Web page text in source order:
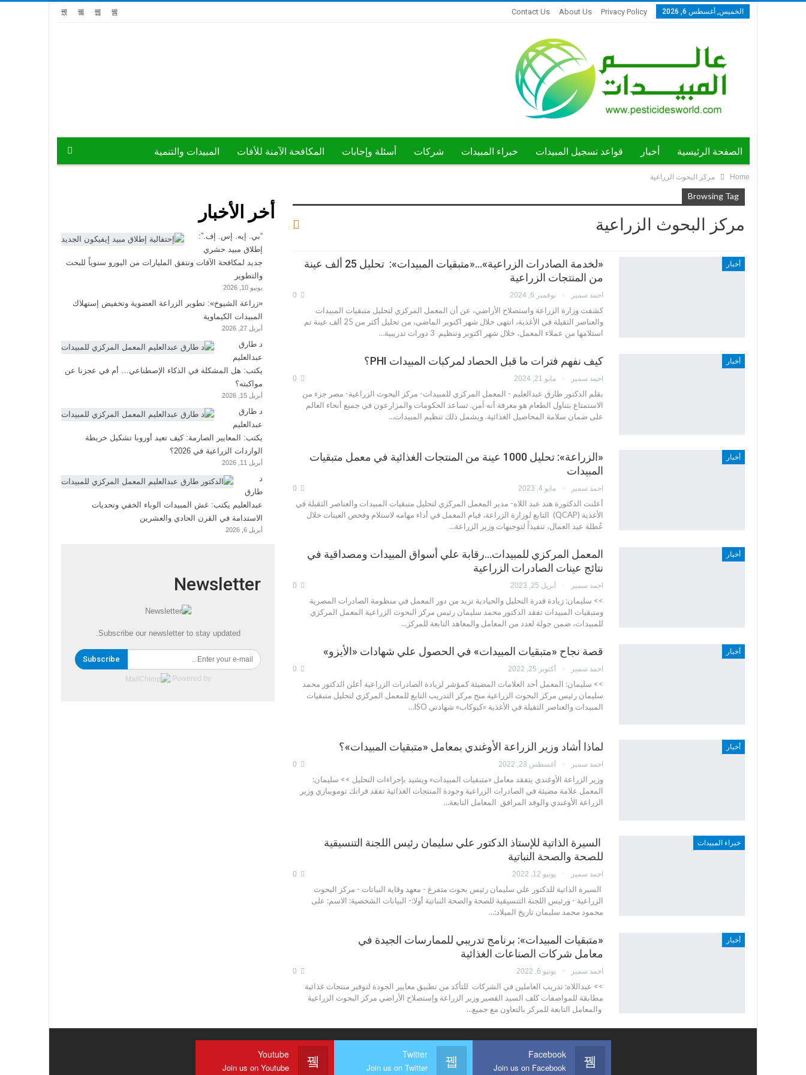
الخميس, أغسطس 6, 2026 Privacy Policy
About Us
Contact Us
الصفحة الرئيسية أخبار قواعد تسجيل المبيدات خبراء المبيدات شركات أسئلة وإجابات المكافحة الآمنة للأفات المبيدات والتنمية
ندوات ومؤتمرات
Home مركز البحوث الزراعية
Browsing Tag
مركز البحوث الزراعية
أخبار
«لخدمة الصادرات الزراعية»…«متبقيات المبيدات»: تحليل 25 ألف عينة
من المنتجات الزراعية
احمد سمير نوفمبر 6, 2024
كشفت وزارة الزراعة واستصلاح الأراضي، عن أن المعمل المركزي لتحليل متبقيات المبيدات
والعناصر الثقيلة في الأغذية، انتهى خلال شهر اكتوبر الماضي، من تحليل أكثر من 25 ألف عينة تم
استلامها من عملاء المعمل، خلال شهر اكتوبر وتنظيم 3 دورات تدريبية…
أخبار كيف نفهم فترات ما قبل الحصاد لمركبات المبيدات PHI؟
احمد سمير مايو 21, 2024
بقلم الدكتور طارق عبدالعليم - المعمل المركزي للمبيدات- مركز البحوث الزراعية- مصر جزء من
الاستمتاع بتناول الطعام هو معرفة أنه آمن. تساعد الحكومات والمزارعون في جميع أنحاء العالم
على ضمان سلامة المحاصيل الغذائية. ويشمل ذلك تنظيم المبيدات…
أخبار
«الزراعة»: تحليل 1000 عينة من المنتجات الغذائية في معمل متبقيات
المبيدات
احمد سمير مايو 4, 2023
أعلنت الدكتورة هند عبد اللاه- مدير المعمل المركزي لتحليل متبقيات المبيدات والعناصر الثقيلة في
الأغذية (QCAP) التابع لوزارة الزراعة، قيام المعمل في أداء مهامه لاستلام وفحص العينات خلال
عُطلة عيد العمال، تنفيذاً لتوجيهات وزير الزراعة…
أخبار
المعمل المركزي للمبيدات…رقابة علي أسواق المبيدات ومصداقية في
نتائج عينات الصادرات الزراعية
احمد سمير أبريل 25, 2023
>> سليمان: زيادة قدرة التحليل والحيادية تزيد من دور المعمل في منظومة الصادرات المصرية
ومتبقيات المبيدات تفقد الدكتور محمد سليمان رئيس مركز البحوث الزراعية المعمل المركزي
للمبيدات، ضمن جولة لعدد من المعامل والمعاهد التابعة للمركز…
أخبار قصة نجاح «متبقيات المبيدات» في الحصول علي شهادات «الأيزو»
احمد سمير أكتوبر 25, 2022
>> سليمان: المعمل أحد العلامات المضيئة كمؤشر لزيادة الصادرات الزراعية أعلن الدكتور محمد
سليمان رئيس مركز البحوث الزراعية منح مركز التدريب التابع للمعمل المركزي لتحليل متبقيات
المبيدات والعناصر الثقيلة في الأغذية «كيوكاب» شهادتي ISO…
أخبار لماذا أشاد وزير الزراعة الأوغندي بمعامل «متبقيات المبيدات»؟
احمد سمير أغسطس 23, 2022
وزير الزراعة الأوغندي يتفقد معامل «متبقيات المبيدات» ويشيد بإجراءات التحليل >> سليمان:
المعمل علامة مضيئة في الصادرات الزراعية وجودة المنتجات الغذائية تفقد فرانك تومويبازي وزير
الزراعة الأوغندي والوفد المرافق المعامل التابعة…
خبراء المبيدات
السيرة الذاتية للإستاذ الدكتور علي سليمان رئيس اللجنة التنسيقية
للصحة والصحة النباتية
احمد سمير يونيو 12, 2022
السيرة الذاتية للدكتور علي سليمان رئيس بحوث متفرغ - معهد وقاية النباتات - مركز البحوث
الزراعية - ورئيس اللجنة التنسيقية للصحة والصحة النباتية أولا:- البيانات الشخصية: الاسم: على
محمود محمد سليمان تاريخ الميلاد:…
أخبار
«متبقيات المبيدات»: برنامج تدريبي للممارسات الجيدة في
معامل شركات الصناعات الغذائية
احمد سمير يونيو 6, 2022
>> عبداللاه: تدريب العاملين في الشركات للتأكد من تطبيق معايير الجودة لتوفير منتجات غذائية
مطابقة للمواصفات كلف السيد القصير وزير الزراعة وإستصلاح الأراضي مركز البحوث الزراعية
والمعامل التابعة للمركز بالتعاون مع جميع…
أخر الأخبار
“بي. إيه. إس. إف.”:
إطلاق مبيد حشري
جديد لمكافحة الآفات وننفق المليارات من اليورو سنوياً للبحث
والتطوير
يونيو 10, 2026
«زراعة الشيوخ»: تطوير الزراعة العضوية وتخفيض إستهلاك
المبيدات الكيماوية
أبريل 27, 2026
د طارق
عبدالعليم
يكتب: هل المشكلة في الذكاء الإصطناعي… أم في عجزنا عن
مواكبته؟
أبريل 15, 2026
د طارق
عبدالعليم
يكتب: المعايير الصارمة: كيف تعيد أوروبا تشكيل خريطة
الواردات الزراعية في 2026؟
أبريل 11, 2026
د
طارق
عبدالعليم يكتب: غش المبيدات الوباء الخفي وتحديات
الاستدامة في القرن الحادي والعشرين
أبريل 6, 2026
Newsletter
Subscribe our newsletter to stay updated.
Subscribe
Powered by
Facebook
Join us on Facebook
Twitter
Join us on Twitter
Youtube
Join us on Youtube